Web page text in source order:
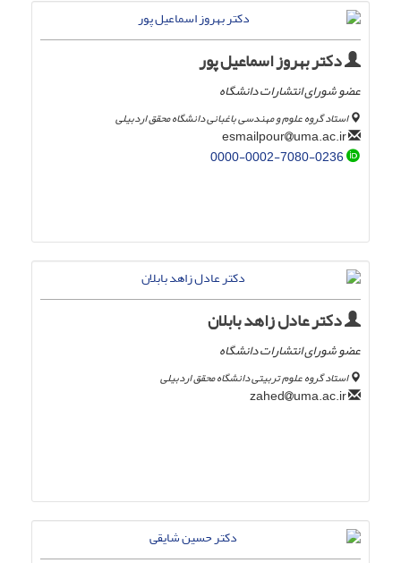
دکتر بهروز اسماعیل پور
عضو شورای انتشارات دانشگاه
استاد گروه علوم و مهندسی باغبانی دانشگاه محقق اردبیلی
uma.ac.ir
0000-0002-7080-0236
دکتر عادل زاهد بابلان
عضو شورای انتشارات دانشگاه
استاد گروه علوم تربیتی دانشگاه محقق اردبیلی
uma.ac.ir